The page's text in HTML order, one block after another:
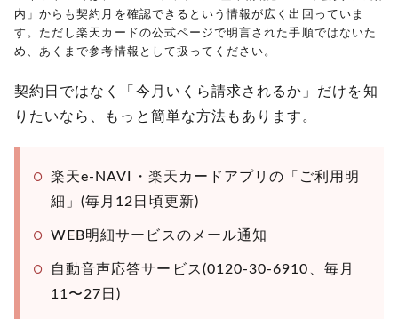
内」からも契約月を確認できるという情報が広く出回っていま
す。ただし楽天カードの公式ページで明言された手順ではないた
め、あくまで参考情報として扱ってください。
契約日ではなく「今月いくら請求されるか」だけを知
りたいなら、もっと簡単な方法もあります。
楽天e-NAVI・楽天カードアプリの「ご利用明
細」(毎月12日頃更新)
WEB明細サービスのメール通知
自動音声応答サービス(0120-30-6910、毎月
11〜27日)